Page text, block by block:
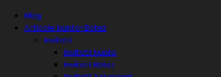
Blog
Articole Nunta-Botez
Invitatii
Invitatii Nunta
Invitatii Botez